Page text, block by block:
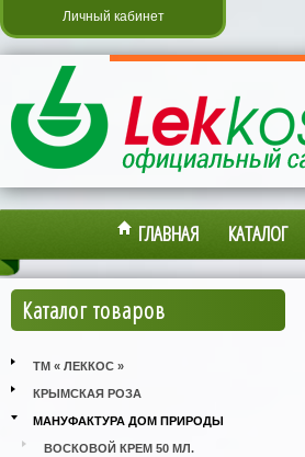
Личный кабинет
ГЛАВНАЯ КАТАЛОГ
Каталог товаров
ТМ « ЛЕККОС »
КРЫМСКАЯ РОЗА
МАНУФАКТУРА ДОМ ПРИРОДЫ
ВОСКОВОЙ КРЕМ 50 МЛ.